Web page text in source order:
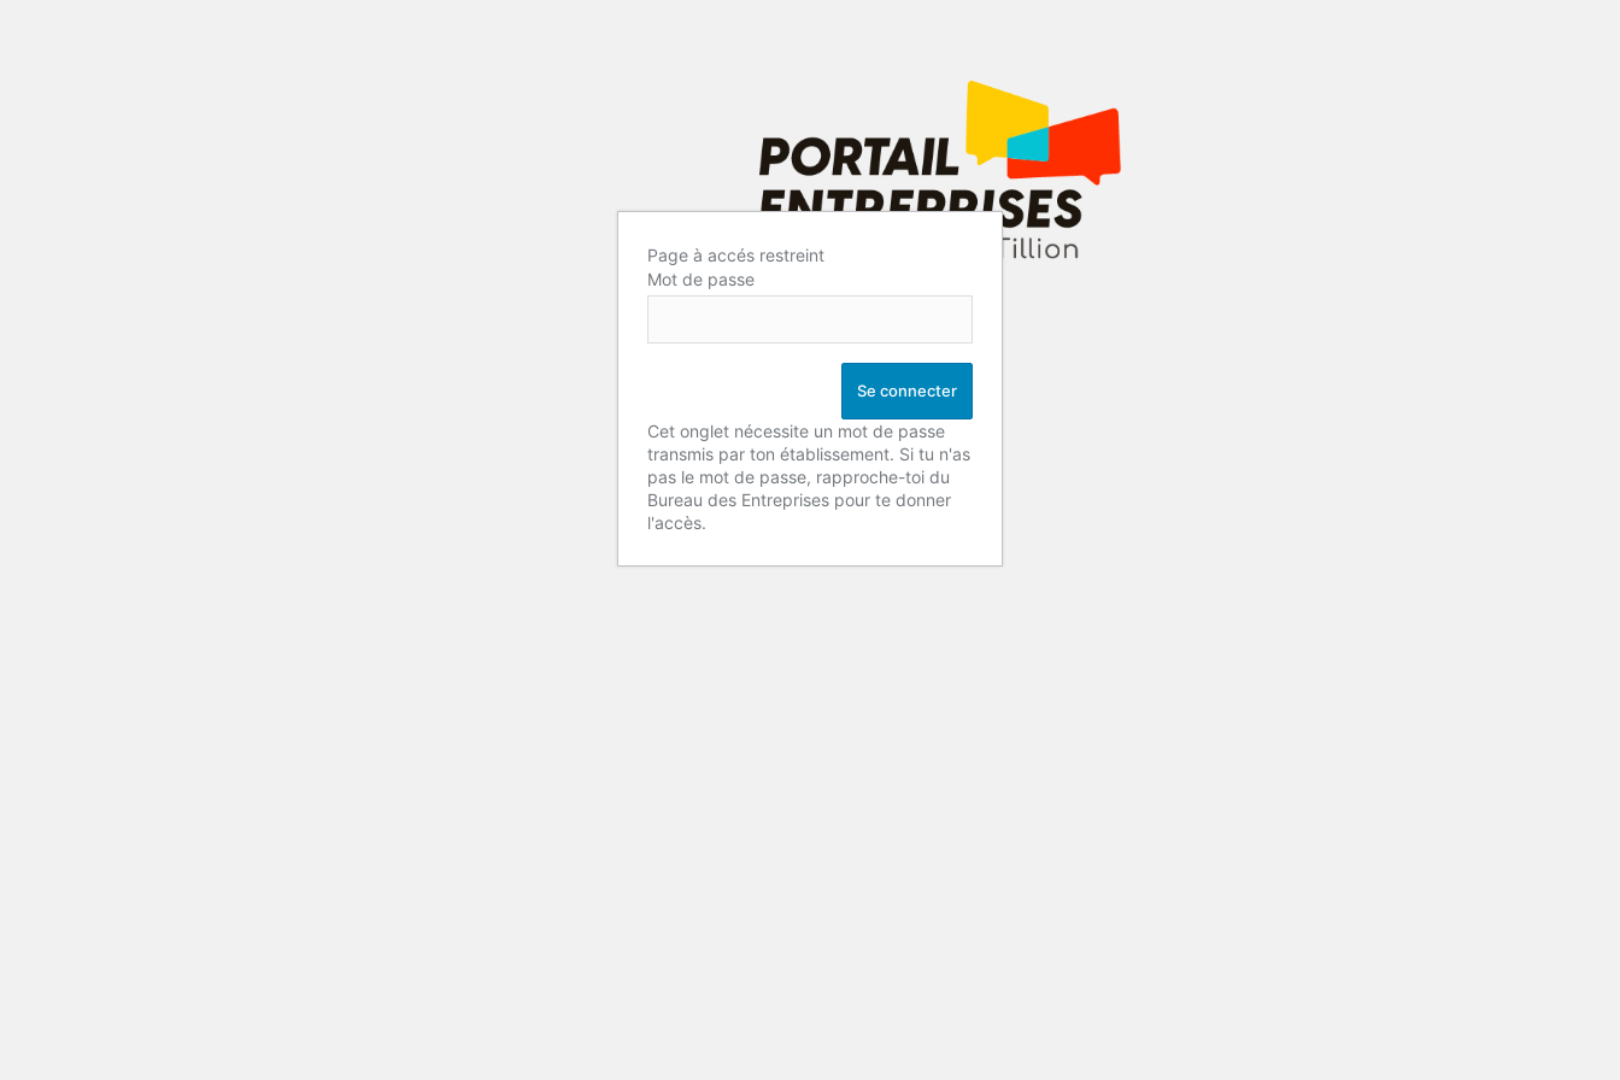
Page à accés restreint
Mot de passe
Cet onglet nécessite un mot de passe
transmis par ton établissement. Si tu n'as
pas le mot de passe, rapproche-toi du
Bureau des Entreprises pour te donner
l'accès.